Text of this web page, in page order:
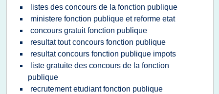
listes des concours de la fonction publique
ministere fonction publique et reforme etat
concours gratuit fonction publique
resultat tout concours fonction publique
resultat concours fonction publique impots
liste gratuite des concours de la fonction
publique
recrutement etudiant fonction publique